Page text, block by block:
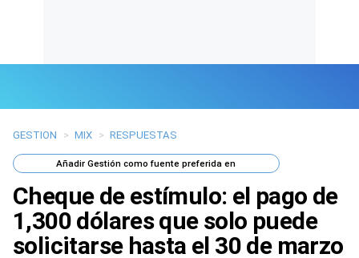
Últimas Noticias
Mi Bolsillo
Respuestas
Gente
GESTION > MIX > RESPUESTAS
AñadirGestión como fuente preferida en
Cheque de estímulo: el pago de
1,300 dólares que solo puede
solicitarse hasta el 30 de marzo